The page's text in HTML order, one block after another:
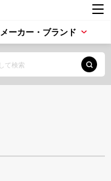
大容量HDD
メーカー・ブランド